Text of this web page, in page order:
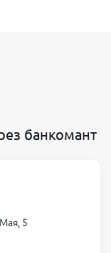
Решение
Арамиль —
программ
а процесс
срок, ставка,
карту и способы
банкомант
5